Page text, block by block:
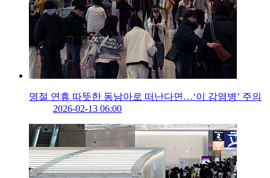
명절 연휴 따뜻한 동남아로 떠난다면…‘이 감염병’ 주의
2026-02-13 06:00